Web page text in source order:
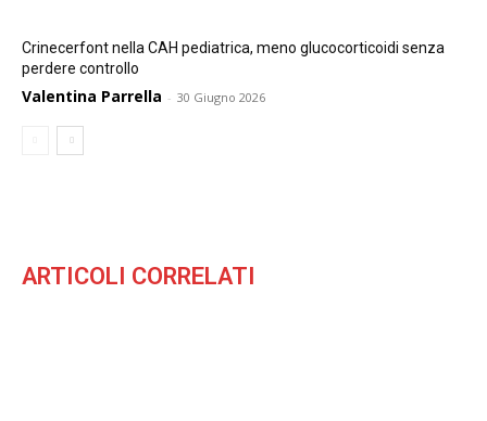
Crinecerfont nella CAH pediatrica, meno glucocorticoidi senza
perdere controllo
Valentina Parrella - 30 Giugno 2026
ARTICOLI CORRELATI